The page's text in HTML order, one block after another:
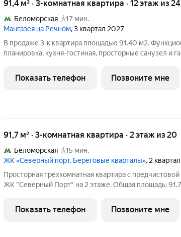
91,4 м² · 3-комнатная квартира · 12 этаж из 24
Беломорская
17 мин.
Мангазея на Речном, 3 квартал 2027
В продаже 3-к квартира площадью 91.40 м2.
планировка, кухня-гостиная, просторные санузел и
Стоимость указана с учетом скидки 15%, экономия
266 рублей!
Показать телефон Позвоните мне
91,7 м² · 3-комнатная квартира · 2 этаж из 20
Беломорская
15 мин.
ЖК «Северный порт. Береговые кварталы», 2
Просторная трехкомнатная квартира с
ЖК "Северный Порт" на 2 этаже. Общая площадь:
изолированные, все окна выходят на одну сторону. В
Показать телефон Позвоните мне